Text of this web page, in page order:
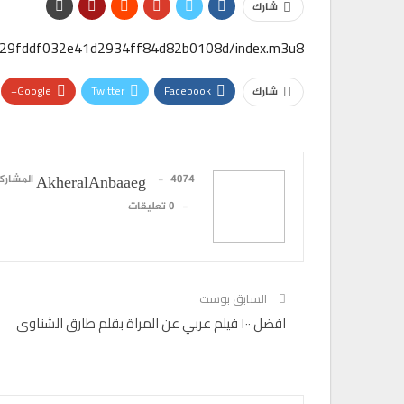
شارك
index.m3u8
شارك Facebook
Twitter
Google+
AkheralAnbaaeg
4074 المشاركات
0 تعليقات
السابق بوست
افضل ١٠٠ فيلم عربي عن المرآة بقلم طارق الشناوى